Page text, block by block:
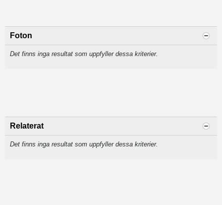
Foton
Det finns inga resultat som uppfyller dessa kriterier.
Relaterat
Det finns inga resultat som uppfyller dessa kriterier.